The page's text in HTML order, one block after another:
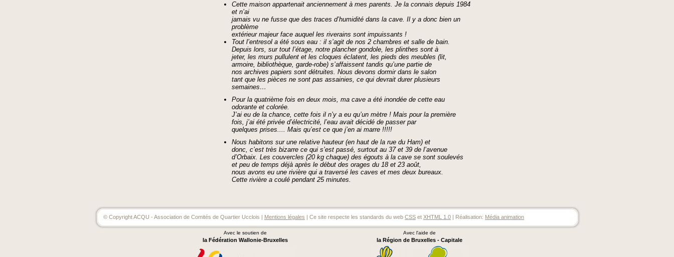
Cette maison appartenait anciennement à mes parents. Je la connais depuis 1984
et n’ai
jamais vu ne fusse que des traces d’humidité dans la cave. Il y a donc bien un
problème
extérieur majeur face auquel les riverains sont impuissants !
Tout l’entresol a été sous eau : il s’agit de nos 2 chambres et salle de bain.
Depuis lors, sur tout l’étage, notre plancher gondole, les plinthes sont à
jeter, les murs pullulent et les cloques éclatent, les pieds des meubles (lit,
armoire, bibliothèque, garde-robe) s’affaissent tandis qu’une partie de
nos archives papiers sont détruites. Nous devons dormir dans le salon
tant que les pièces ne sont pas assainies, ce qui devrait durer plusieurs
semaines…
Pour la quatrième fois en deux mois, ma cave a été inondée de cette eau
odorante et colorée.
J’ai eu de la chance, cette fois il n’y a eu qu’un mètre ! Mais pour la première
fois, j’ai été privée d’électricité, l’eau avait décidé de passer par
quelques prises.... Mais qu’est ce que j’en ai marre !!!!!
Nous habitons sur une relative hauteur (en haut de la rue du Ham) et
donc, c’est très bizarre ce qui s’est passé, surtout au 37 et 39 de l’avenue
d’Orbaix. Les couvercles (20 kg chaque) des égouts à la cave se sont soulevés
et peu de temps déjà après le début des orages du 18 et 23 août,
nous avons eu une rivière qui a traversé les caves et mes deux bureaux.
Cette rivière a coulé pendant 25 minutes.
© Copyright ACQU - Association de Comités de Quartier Ucclois | Mentions légales | Ce site respecte les standards du web CSS et XHTML 1.0 | Réalisation: Média animation
Avec le soutien de
la Fédération Wallonie-Bruxelles
Avec l'aide de
la Région de Bruxelles - Capitale